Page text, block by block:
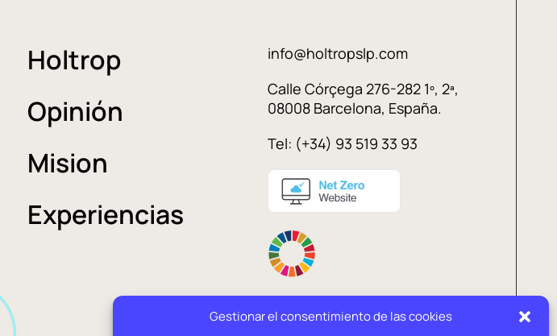
Gestionar el consentimiento de las cookies
Holtrop
Opinión
Mision
Experiencias
info@holtropslp.com
Calle Córçega 276-282 1º, 2ª,
08008 Barcelona, España.
Tel: (+34) 93 519 33 93